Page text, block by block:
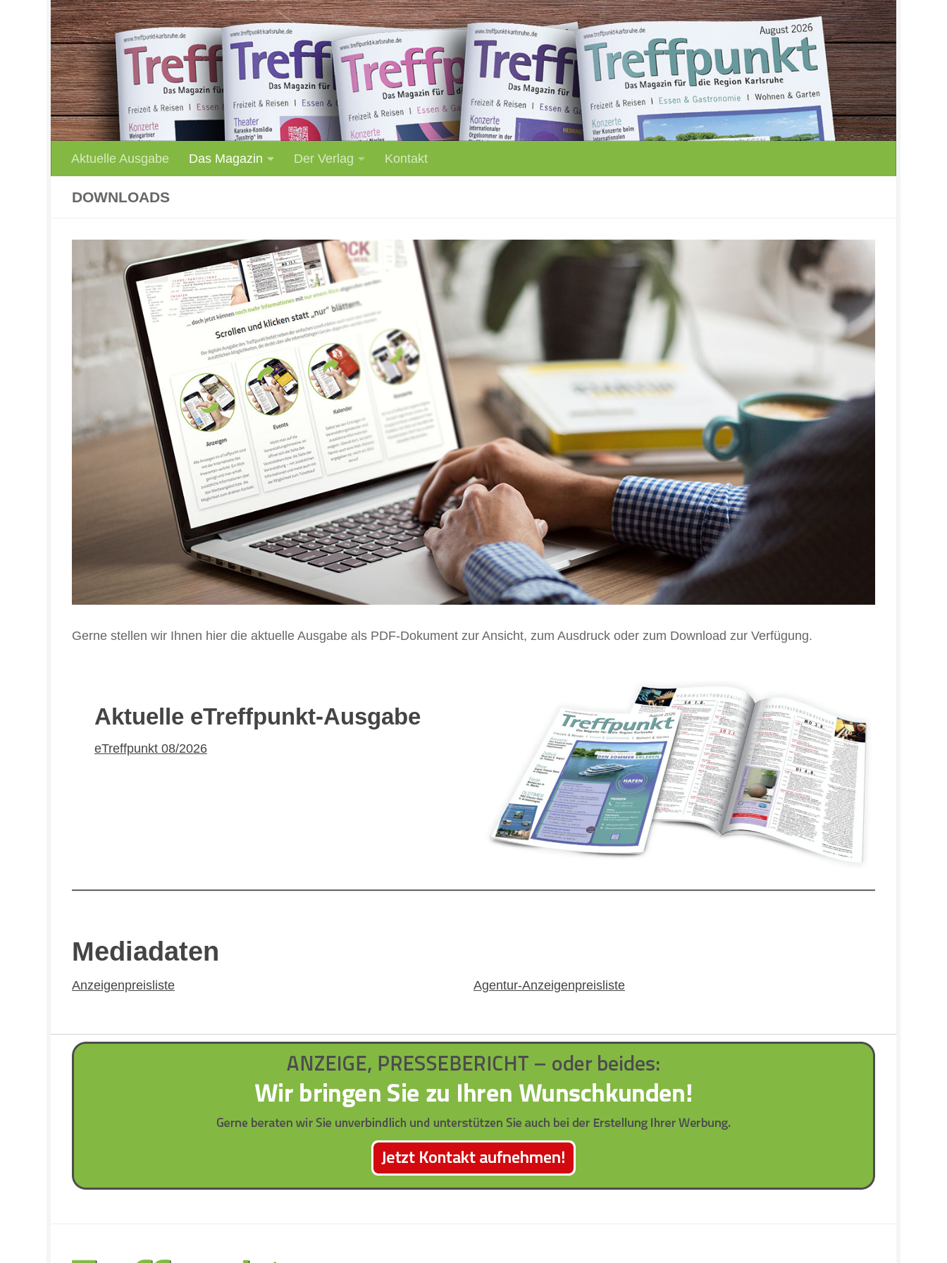
Unter dem Inhalt
Aktuelle Ausgabe Das Magazin Der Verlag Kontakt
DOWNLOADS
Gerne stellen wir Ihnen hier die aktuelle Ausgabe als PDF-Dokument zur Ansicht, zum Ausdruck oder zum Download zur Verfügung.
Aktuelle eTreffpunkt-Ausgabe
eTreffpunkt 08/2026
Mediadaten
Anzeigenpreisliste Agentur-Anzeigenpreisliste